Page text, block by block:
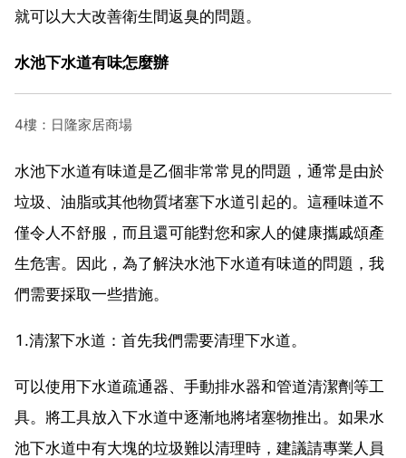
就可以大大改善衛生間返臭的問題。
水池下水道有味怎麼辦
4樓：日隆家居商場
水池下水道有味道是乙個非常常見的問題，通常是由於
垃圾、油脂或其他物質堵塞下水道引起的。這種味道不
僅令人不舒服，而且還可能對您和家人的健康攜戚頌產
生危害。因此，為了解決水池下水道有味道的問題，我
們需要採取一些措施。
1.清潔下水道：首先我們需要清理下水道。
可以使用下水道疏通器、手動排水器和管道清潔劑等工
具。將工具放入下水道中逐漸地將堵塞物推出。如果水
池下水道中有大塊的垃圾難以清理時，建議請專業人員